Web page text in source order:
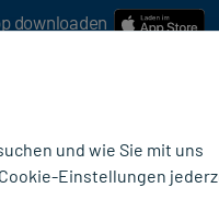
downloaden
und wie Sie mit uns
Einstellungen